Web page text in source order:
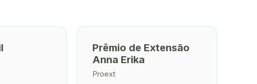
Prêmio de Extensão
Anna Erika
Proext